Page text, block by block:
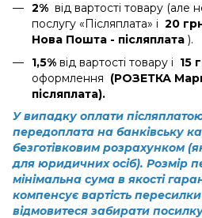
2% від вартості товару (але
послугу «Післяплата» і 20
Нова Пошта - післяплата ).
1,5% від вартості товару і 15
оформлення (РОЗЕТКА
післяплата).
У випадку оплати
передоплата на банківську
безготівковим розрахунком
для юридичних осіб). Розмір
мінімальна сума в якості
компенсує вартість
відмовитеся забирати